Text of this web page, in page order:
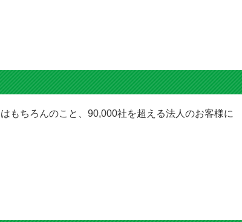
もちろんのこと、90,000社を超える法人のお客様に